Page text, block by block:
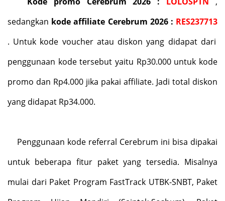
sedangkan kode affiliate Cerebrum 2026 : RES237713
. Untuk kode voucher atau diskon yang didapat dari
penggunaan kode tersebut yaitu Rp30.000 untuk kode
promo dan Rp4.000 jika pakai affiliate. Jadi total diskon
yang didapat Rp34.000.
Penggunaan kode referral Cerebrum ini bisa dipakai
untuk beberapa fitur paket yang tersedia. Misalnya
mulai dari Paket Program FastTrack UTBK-SNBT, Paket